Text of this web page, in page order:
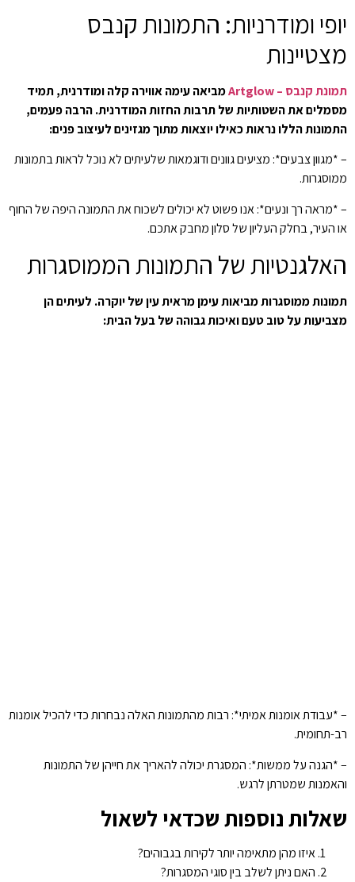
יופי ומודרניות: התמונות קנבס
מצטיינות
תמונת קנבס – Artglow
מביאה עימה אווירה קלה ומודרנית, תמיד
מסמלים את השטותיות של תרבות החזות המודרנית. הרבה פעמים,
התמונות הללו נראות כאילו יוצאות מתוך מגזינים לעיצוב פנים:
– *מגוון צבעים*: מציעים גוונים ודוגמאות שלעיתים לא נוכל לראות בתמונות
ממוסגרות.
– *מראה רך ונעים*: אנו פשוט לא יכולים לשכוח את התמונה היפה של החוף
או העיר, בחלק העליון של סלון מחבק אתכם.
האלגנטיות של התמונות הממוסגרות
תמונות ממוסגרות מביאות עימן מראית עין של יוקרה. לעיתים הן
מצביעות על טוב טעם ואיכות גבוהה של בעל הבית:
– *עבודת אומנות אמיתי*: רבות מהתמונות האלה נבחרות כדי להכיל אומנות
רב-תחומית.
– *הגנה על ממשות*: המסגרת יכולה להאריך את חייהן של התמונות
והאמנות שמטרתן לרגש.
שאלות נוספות שכדאי לשאול
איזו מהן מתאימה יותר לקירות בגבוהים?
האם ניתן לשלב בין סוגי המסגרות?